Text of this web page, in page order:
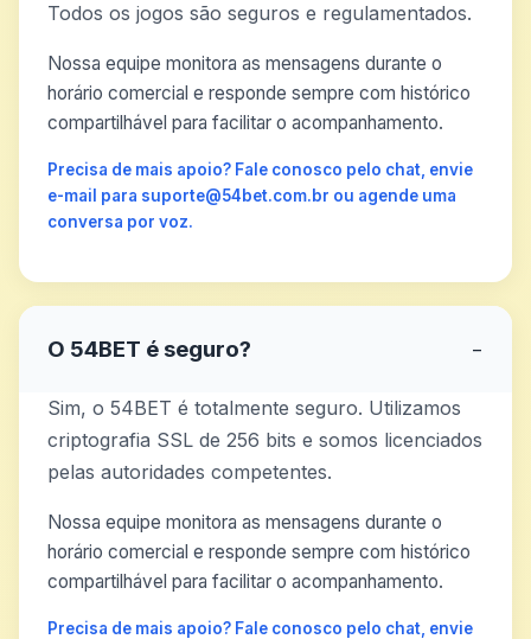
Todos os jogos são seguros e regulamentados.
Nossa equipe monitora as mensagens durante o
horário comercial e responde sempre com histórico
compartilhável para facilitar o acompanhamento.
Precisa de mais apoio? Fale conosco pelo chat, envie
e-mail para suporte@54bet.com.br ou agende uma
conversa por voz.
O 54BET é seguro? −
Sim, o 54BET é totalmente seguro. Utilizamos
criptografia SSL de 256 bits e somos licenciados
pelas autoridades competentes.
Nossa equipe monitora as mensagens durante o
horário comercial e responde sempre com histórico
compartilhável para facilitar o acompanhamento.
Precisa de mais apoio? Fale conosco pelo chat, envie